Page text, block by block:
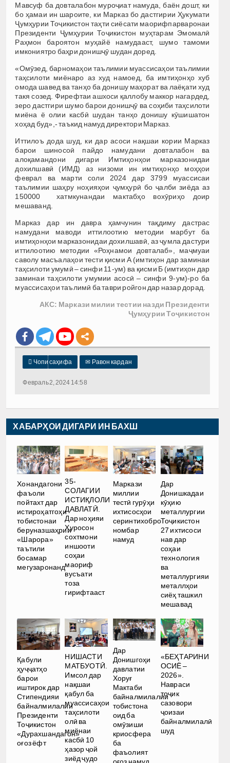
Мавсуф ба довталабон муроҷиат намуда, баён дошт, ки
бо ҳамаи ин шароите, ки Марказ бо дастгирии Ҳукумати
Ҷумҳурии Тоҷикистон таҳти сиёсати маорифпарваронаи
Президенти Ҷумҳурии Тоҷикистон муҳтарам Эмомалӣ
Раҳмон бароятон муҳайё намудааст, шумо тамоми
имкониятро баҳри донишҷӯ шудан доред.
«Омӯзед, барномаҳои таълимии муассисаҳои таълимии
таҳсилоти миёнаро аз худ намоед, ба имтиҳонҳо хуб
омода шавед ва танҳо ба донишу маҳорат ва лаёқати худ
такя созед. Фирефтаи ашхоси қаллобу маккор нагардед,
зеро дастгири шумо барои донишҷӯ ва соҳиби таҳсилоти
миёна ё олии касбӣ шудан танҳо донишу кӯшишатон
хоҳад буд»,- таъкид намуд директори Марказ.
Иттилоъ дода шуд, ки дар асоси нақшаи кории Марказ
барои шиносоӣ пайдо намудани довталабон ва
алоқамандони дигари Имтиҳонҳои марказонидаи
дохилшавӣ (ИМД) аз низоми ин имтиҳонҳо моҳҳои
феврал ва марти соли 2024 дар 3799 муассисаи
таълимии шаҳру ноҳияҳои ҷумҳурӣ бо ҷалби зиёда аз
150000 хатмкунандаи мактабҳо вохӯриҳо доир
мешаванд.
Марказ дар ин давра ҳамчунин тақдиму дастрас
намудани маводи иттилоотию методии марбут ба
имтиҳонҳои марказонидаи дохилшавӣ, аз ҷумла дастури
иттилоотию методии «Роҳнамои довталаб», маҷмуаи
саволу масъалаҳои тести қисми А (имтиҳон дар заминаи
таҳсилоти умумӣ – синфи 11-ум) ва қисми Б (имтиҳон дар
заминаи таҳсилоти умумии асосӣ – синфи 9-ум)-ро ба
муассисаҳои таълимӣ ба таври ройгон дар назар дорад.
АКС: Маркази милии тестии назди Президенти
Ҷумҳурии Тоҷикистон
 Чопи саҳифа ✉ Равон кардан
Февраль 2, 2024 14:58
ХАБАРҲОИ ДИГАРИ ИН БАХШ
Хонандагони
фаъоли
пойтахт дар
истироҳатгоҳи
тобистонаи
беруназшаҳрии
«Шарора»
таътили
босамар
мегузаронанд
35-
СОЛАГИИ
ИСТИҚЛОЛИ
ДАВЛАТӢ.
Дар ноҳияи
Хуросон
сохтмони
иншооти
соҳаи
маориф
вусъати
тоза
гирифтааст
Маркази
миллии
тестӣ гурӯҳи
ихтисосҳои
серинтихобро
номбар
намуд
Дар
Донишкадаи
кӯҳию
металлургии
Тоҷикистон
27 ихтисоси
нав дар
соҳаи
технология
ва
металлургияи
металлҳои
сиёҳ ташкил
мешавад
Қабули
ҳуҷҷатҳо
барои
иштирок дар
Стипендияи
байналмилалии
Президенти
Тоҷикистон
«Дурахшандагон»
оғоз ёфт
НИШАСТИ
МАТБУОТӢ.
Имсол дар
нақшаи
қабул ба
муассисаҳои
таҳсилоти
олӣ ва
миёнаи
касбӣ 10
ҳазор ҷой
зиёд ҷудо
Дар
Донишгоҳи
давлатии
Хоруғ
Мактаби
байналмилалии
тобистона
оид ба
омӯзиши
криосфера
ба
фаъолият
«БЕҲТАРИНИ
ОСИЁ –
2026».
Навраси
тоҷик
сазовори
ҷоизаи
байналмилалӣ
шуд